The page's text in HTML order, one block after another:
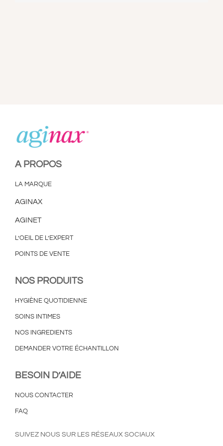
A PROPOS
LA MARQUE
AGINAX
AGINET
L’OEIL DE L’EXPERT
POINTS DE VENTE
NOS PRODUITS
HYGIÈNE QUOTIDIENNE
SOINS INTIMES
NOS INGREDIENTS
DEMANDER VOTRE ÉCHANTILLON
BESOIN D’AIDE
NOUS CONTACTER
FAQ
SUIVEZ NOUS SUR LES RÉSEAUX SOCIAUX